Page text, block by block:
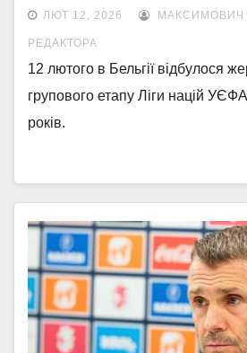
ЛЮТ 12, 2026 МАКСИМОВИЧ
РЕДАКТОРА
12 лютого в Бельгії відбулося
групового етапу Ліги націй
років.